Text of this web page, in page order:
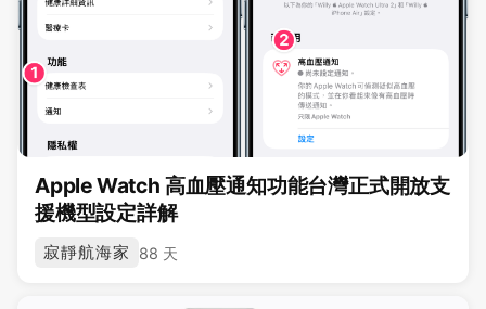
Apple Watch 高血壓通知功能台灣正式開放支
援機型設定詳解
寂靜航海家 88 天